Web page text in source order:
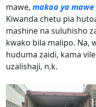
mawe, makaa ya
Kiwanda chetu pia
mashine na suluhisho
kwako bila malipo. Na,
huduma zaidi, kama
uzalishaji, n.k.